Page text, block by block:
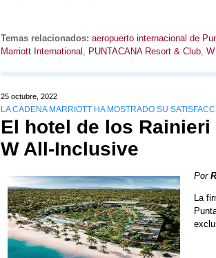
Temas relacionados: aeropuerto internacional de
Marriott International , PUNTACANA Resort & Club,
25 octubre, 2022
LA CADENA MARRIOTT HA MOSTRADO SU
El hotel de los
W All-Inclusive
Por
La